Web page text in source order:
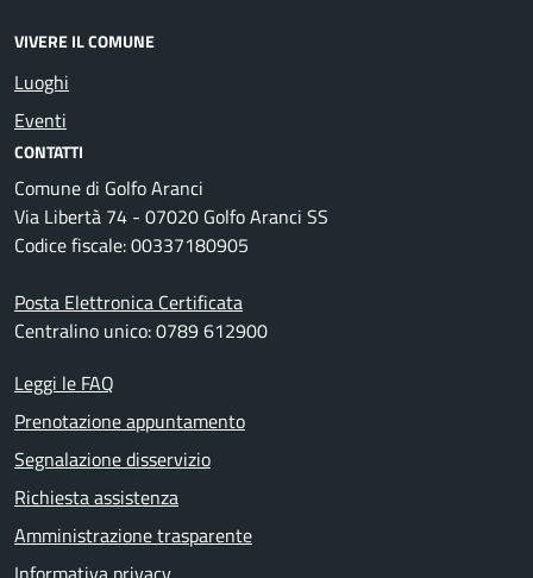
VIVERE IL COMUNE
Luoghi
Eventi
CONTATTI
Comune di Golfo Aranci
Via Libertà 74 - 07020 Golfo Aranci SS
Codice fiscale: 00337180905
Posta Elettronica Certificata
Centralino unico: 0789 612900
Leggi le FAQ
Prenotazione appuntamento
Segnalazione disservizio
Richiesta assistenza
Amministrazione trasparente